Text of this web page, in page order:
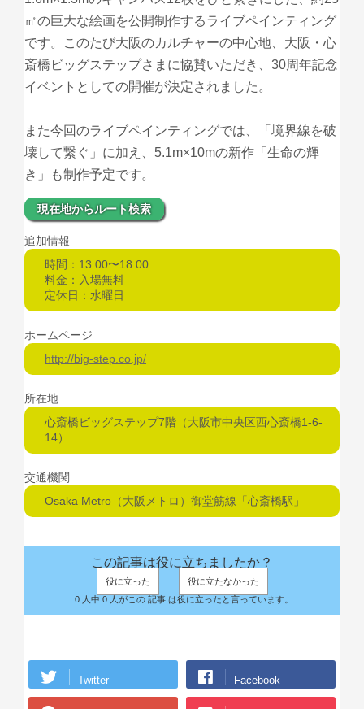
㎡の巨大な絵画を公開制作するライブペインティング
です。このたび大阪のカルチャーの中心地、大阪・心
斎橋ビッグステップさまに協賛いただき、30周年記念
イベントとしての開催が決定されました。
また今回のライブペインティングでは、「境界線を破
壊して繋ぐ」に加え、5.1m×10mの新作「生命の輝
き」も制作予定です。
現在地からルート検索
追加情報
時間：13:00〜18:00
料金：入場無料
定休日：水曜日
ホームページ
http://big-step.co.jp/
所在地
心斎橋ビッグステップ7階（大阪市中央区西心斎橋1-6-
14）
交通機関
Osaka Metro（大阪メトロ）御堂筋線「心斎橋駅」
この記事は役に立ちましたか？
役に立った
役に立たなかった
0 人中 0 人がこの 記事 は役に立ったと言っています。
Twitter Facebook